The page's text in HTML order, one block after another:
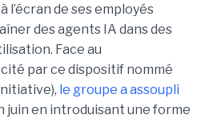
l’écran de ses employés
des agents IA dans des
Face au
par ce dispositif nommé
le groupe a assoupli
juin en introduisant une forme